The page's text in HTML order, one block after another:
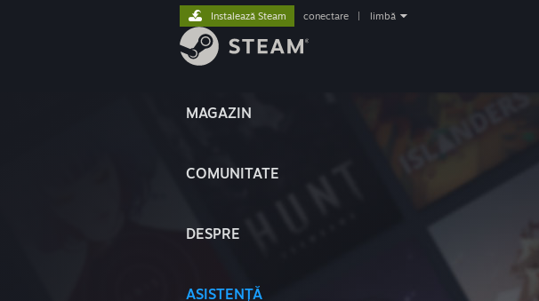
MAGAZIN
COMUNITATE
DESPRE
ASISTENȚĂ
Instalează Steam conectare limbă